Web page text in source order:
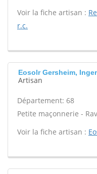
Voir la fiche artisan :
r.c.
Eosolr Gersheim,
Artisan
Département: 68
Petite maçonnerie -
Voir la fiche artisan :